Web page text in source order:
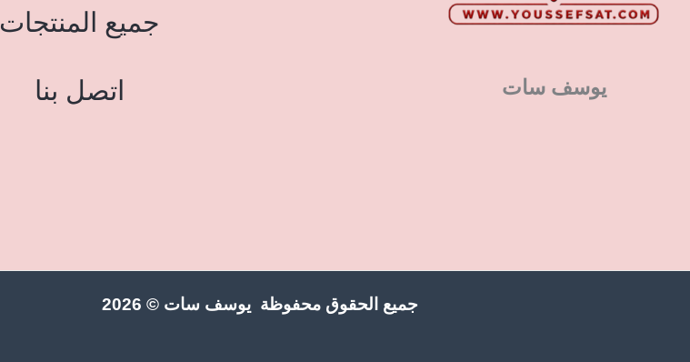
يوسف سات
جميع المنتجات
اتصل بنا
جميع الحقوق محفوظة يوسف سات © 2026